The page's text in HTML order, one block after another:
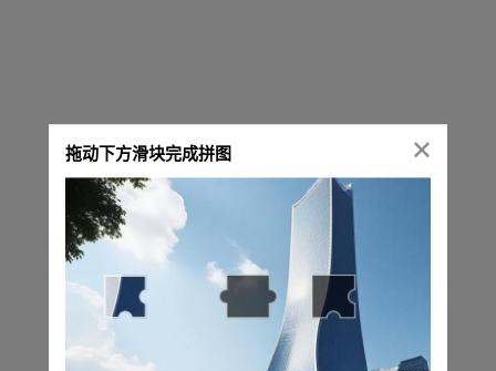
正在进行安全验证，请稍候...
拖动下方滑块完成拼图